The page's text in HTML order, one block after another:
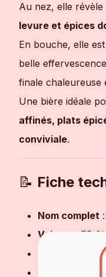
Au nez, elle révèle
levure et épices
En bouche, elle est
belle
finale chaleureuse
Une bière idéale
affinés, plats
conviviale.
📝 Fiche
Nom complet
Volume: 75 CL
: Triple
: